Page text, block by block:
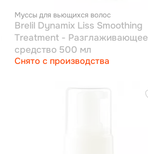
Муссы для вьющихся волос
Brelil Dynamix Liss Smoothing
Treatment - Разглаживающее
средство 500 мл
Снято с производства